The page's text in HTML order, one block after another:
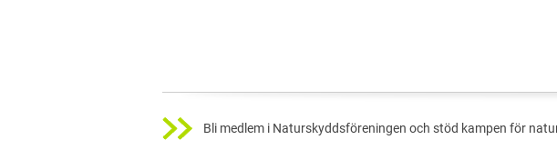
Bli medlem i Naturskyddsföreningen och stöd kampen för